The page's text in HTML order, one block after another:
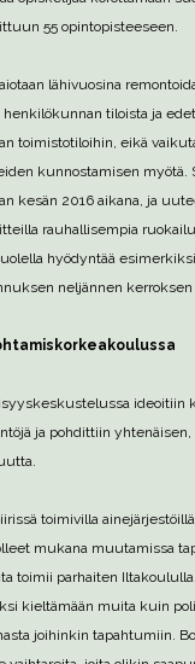
55 opintopisteeseen.
lähivuosina
tiloista ja
toimistotiloihin, eikä
kunnostamisen myötä.
kesän 2016 aikana, ja
rauhallisempia
hyödyntää
neljännen
ideoitiin
ja pohdittiin
toimivilla
mukana muutamissa
toimii parhaiten
kieltämään muita kuin
joihinkin tapahtumiin.